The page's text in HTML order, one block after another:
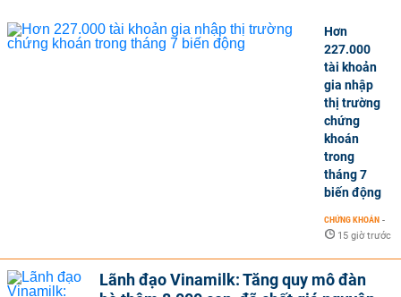
Hơn
227.000
tài khoản
gia nhập
thị trường
chứng
khoán
trong
tháng 7
biến động
CHỨNG KHOÁN -
15 giờ trước
Lãnh đạo Vinamilk: Tăng quy mô đàn